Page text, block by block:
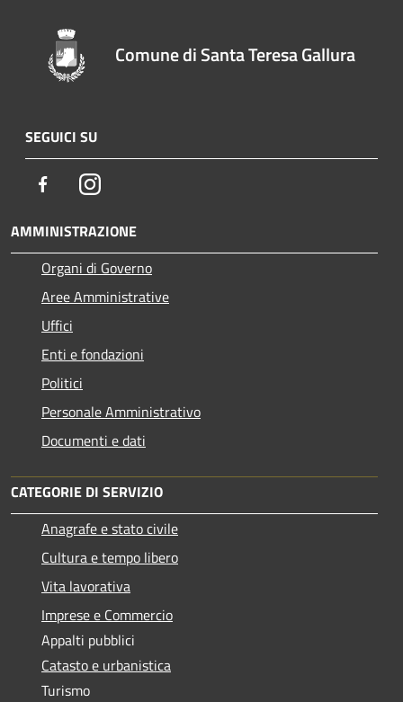
Comune di Santa Teresa Gallura
SEGUICI SU
FacebookInstagram
AMMINISTRAZIONE
Organi di Governo
Aree Amministrative
Uffici
Enti e fondazioni
Politici
Personale Amministrativo
Documenti e dati
CATEGORIE DI SERVIZIO
Anagrafe e stato civile
Cultura e tempo libero
Vita lavorativa
Imprese e Commercio
Appalti pubblici
Catasto e urbanistica
Turismo